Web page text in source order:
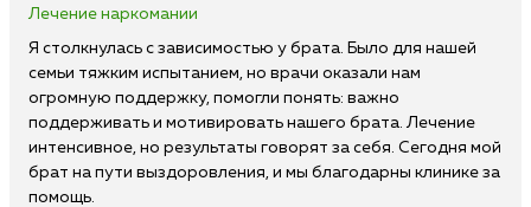
Лечение наркомании
Я столкнулась с зависимостью у брата. Было для нашей
семьи тяжким испытанием, но врачи оказали нам
огромную поддержку, помогли понять: важно
поддерживать и мотивировать нашего брата. Лечение
интенсивное, но результаты говорят за себя. Сегодня мой
брат на пути выздоровления, и мы благодарны клинике за
помощь.